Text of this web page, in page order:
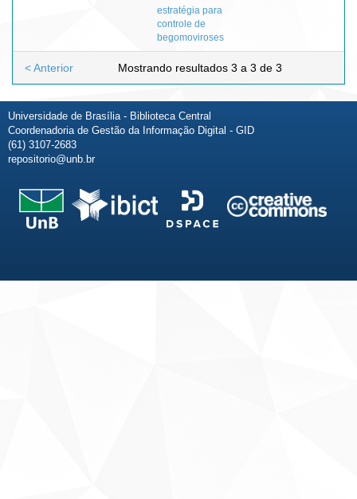
estratégia para
controle de
begomoviroses
Mostrando resultados 3 a 3 de 3
< Anterior
Universidade de Brasília - Biblioteca Central
Coordenadoria de Gestão da Informação Digital - GID
(61) 3107-2683
repositorio@unb.br